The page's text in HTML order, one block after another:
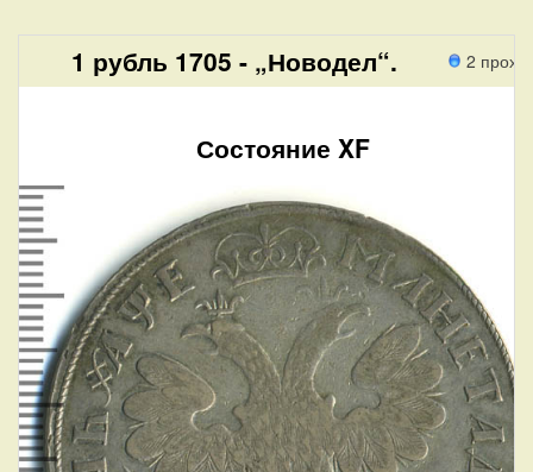
2
1 рубль 1705 - „Новодел“.
Состояние XF